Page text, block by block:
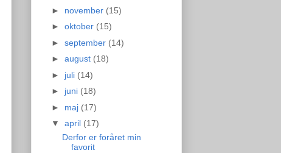
► november (15)
► oktober (15)
► september (14)
► august (18)
► juli (14)
► juni (18)
► maj (17)
▼ april (17)
Derfor er foråret min
favorit